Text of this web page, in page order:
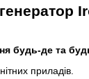
будь-де та
приладів.